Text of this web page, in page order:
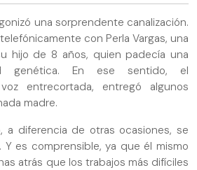
una sorprendente canalización.
con Perla Vargas, una
hijo de 8 años, quien padecía una
genética. En ese sentido, el
entrecortada, entregó algunos
madre.
a diferencia de otras ocasiones, se
es comprensible, ya que él mismo
atrás que los trabajos más difíciles